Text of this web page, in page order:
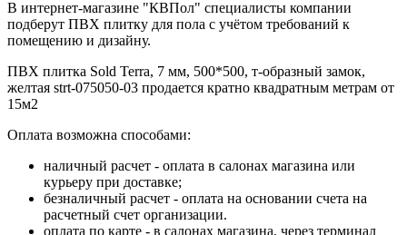
В интернет-магазине "КВПол" специалисты компании
подберут ПВХ плитку для пола с учётом требований к
помещению и дизайну.
ПВХ плитка Sold Terra, 7 мм, 500*500, т-образный замок,
желтая strt-075050-03 продается кратно квадратным метрам от
15м2
Оплата возможна способами:
наличный расчет - оплата в салонах магазина или
курьеру при доставке;
безналичный расчет - оплата на основании счета на
расчетный счет организации.
оплата по карте - в салонах магазина, через терминал